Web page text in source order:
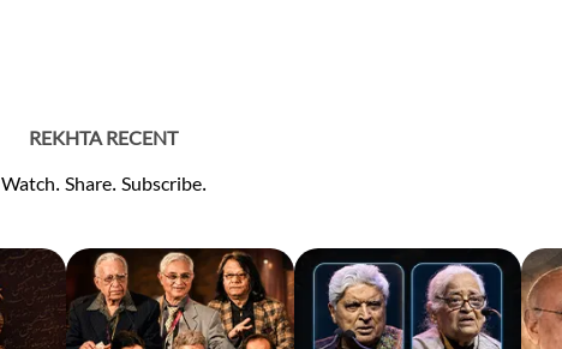
REKHTA RECENT
Watch. Share. Subscribe.